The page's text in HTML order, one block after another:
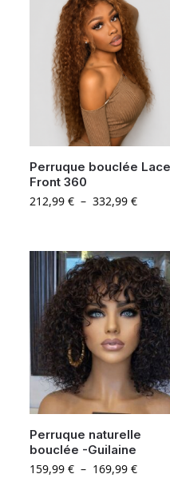
Perruque bouclée Lace
Front 360
212,99 € – 332,99 €
Perruque naturelle
bouclée -Guilaine
159,99 € – 169,99 €